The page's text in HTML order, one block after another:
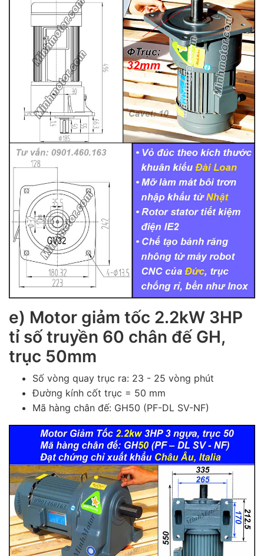
e) Motor giảm tốc 2.2kW 3HP
tỉ số truyền 60 chân đế GH,
trục 50mm
Số vòng quay trục ra: 23 - 25 vòng phút
Đường kính cốt trục = 50 mm
Mã hàng chân đế: GH50 (PF-DL SV-NF)